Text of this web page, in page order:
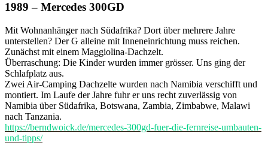
1989 – Mercedes 300GD
Mit Wohnanhänger nach Südafrika? Dort über mehrere Jahre
unterstellen? Der G alleine mit Inneneinrichtung muss reichen.
Zunächst mit einem Maggiolina-Dachzelt.
Überraschung: Die Kinder wurden immer grösser. Uns ging der
Schlafplatz aus.
Zwei Air-Camping Dachzelte wurden nach Namibia verschifft und
montiert. Im Laufe der Jahre fuhr er uns recht zuverlässig von
Namibia über Südafrika, Botswana, Zambia, Zimbabwe, Malawi
nach Tanzania.
https://berndwoick.de/mercedes-300gd-fuer-die-fernreise-umbauten-
und-tipps/